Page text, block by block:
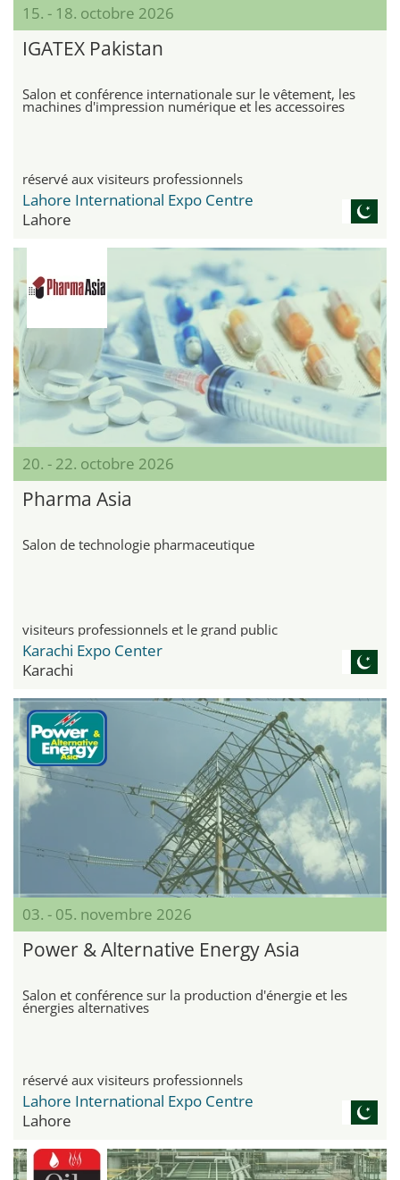
15. - 18. octobre 2026
IGATEX Pakistan
Salon et conférence internationale sur le vêtement, les
machines d'impression numérique et les accessoires
réservé aux visiteurs professionnels
Lahore International Expo Centre
Lahore
20. - 22. octobre 2026
Pharma Asia
Salon de technologie pharmaceutique
visiteurs professionnels et le grand public
Karachi Expo Center
Karachi
03. - 05. novembre 2026
Power & Alternative Energy Asia
Salon et conférence sur la production d'énergie et les
énergies alternatives
réservé aux visiteurs professionnels
Lahore International Expo Centre
Lahore